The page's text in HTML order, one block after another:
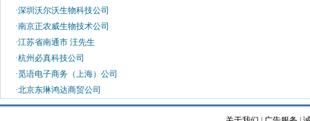
·深圳沃尔沃生物科技公司
·南京正农威生物技术公司
·江苏省南通市 汪先生
·杭州必真科技公司
·觅语电子商务（上海）公司
·北京东琳鸿达商贸公司